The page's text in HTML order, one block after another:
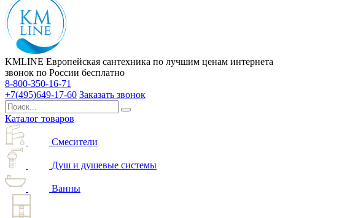
KMLINE Европейская сантехника по лучшим ценам интернета
звонок по России бесплатно
8-800-350-16-71
+7(495)649-17-60 Заказать звонок
Каталог товаров
Смесители
Душ и душевые системы
Ванны